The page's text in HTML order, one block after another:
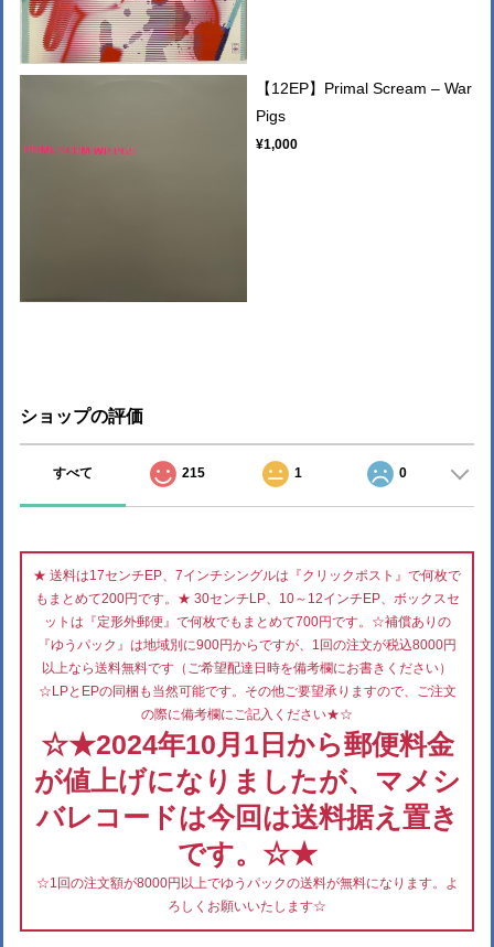
【12EP】Primal Scream – War
Pigs
¥1,000
ショップの評価
すべて 215 1 0
★ 送料は17センチEP、7インチシングルは『クリックポスト』で何枚で
もまとめて200円です。★ 30センチLP、10～12インチEP、ボックスセ
ットは『定形外郵便』で何枚でもまとめて700円です。☆補償ありの
『ゆうパック』は地域別に900円からですが、1回の注文が税込8000円
以上なら送料無料です（ご希望配達日時を備考欄にお書きください）
☆LPとEPの同梱も当然可能です。その他ご要望承りますので、ご注文
の際に備考欄にご記入ください★☆
☆★2024年10月1日から郵便料金
が値上げになりましたが、マメシ
バレコードは今回は送料据え置き
です。☆★
☆1回の注文額が8000円以上でゆうパックの送料が無料になります。よ
ろしくお願いいたします☆